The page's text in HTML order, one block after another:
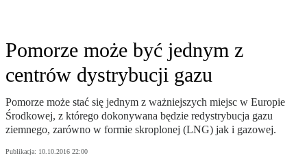
Pomorze może być jednym z
centrów dystrybucji gazu
Pomorze może stać się jednym z ważniejszych miejsc w Europie
Środkowej, z którego dokonywana będzie redystrybucja gazu
ziemnego, zarówno w formie skroplonej (LNG) jak i gazowej.
Publikacja: 10.10.2016 22:00